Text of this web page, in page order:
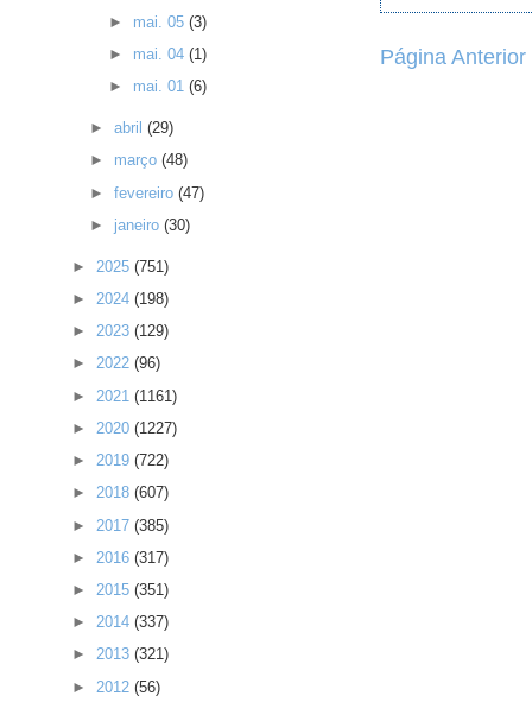
Página Anterior
► mai. 05 (3)
► mai. 04 (1)
► mai. 01 (6)
►abril(29)
► março(48)
►fevereiro(47)
► janeiro(30)
► 2025 (751)
► 2024 (198)
► 2023 (129)
► 2022 (96)
► 2021 (1161)
► 2020 (1227)
► 2019 (722)
► 2018 (607)
► 2017 (385)
► 2016 (317)
► 2015 (351)
► 2014 (337)
► 2013 (321)
► 2012 (56)